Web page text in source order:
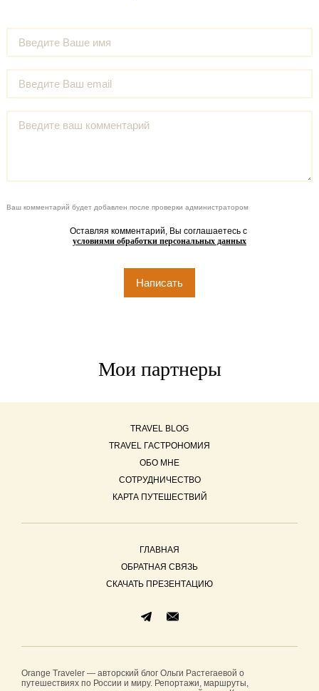
Ваш комментарий будет добавлен после проверки администратором
Оставляя комментарий, Вы соглашаетесь с
условиями обработки персональных данных
Мои партнеры
TRAVEL BLOG
TRAVEL ГАСТРОНОМИЯ
ОБО МНЕ
СОТРУДНИЧЕСТВО
КАРТА ПУТЕШЕСТВИЙ
ГЛАВНАЯ
ОБРАТНАЯ СВЯЗЬ
СКАЧАТЬ ПРЕЗЕНТАЦИЮ
Orange Traveler — авторский блог Ольги Растегаевой о
путешествиях по России и миру. Репортажи, маршруты,